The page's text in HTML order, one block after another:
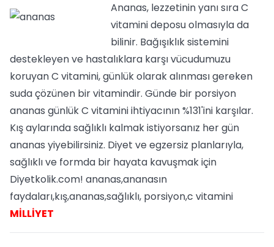
Ananas, lezzetinin yanı sıra C
vitamini deposu olmasıyla da
bilinir. Bağışıklık sistemini
destekleyen ve hastalıklara karşı vücudumuzu
koruyan C vitamini, günlük olarak alınması gereken
suda çözünen bir vitamindir. Günde bir porsiyon
ananas günlük C vitamini ihtiyacının %131'ini karşılar.
Kış aylarında sağlıklı kalmak istiyorsanız her gün
ananas yiyebilirsiniz. Diyet ve egzersiz planlarıyla,
sağlıklı ve formda bir hayata kavuşmak için
Diyetkolik.com! ananas,ananasın
faydaları,kış,ananas,sağlıklı, porsiyon,c vitamini
MİLLİYET